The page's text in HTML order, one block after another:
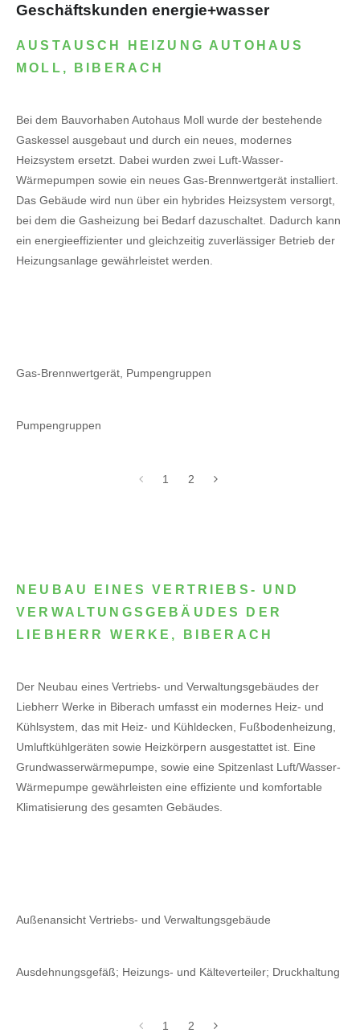
Geschäftskunden energie+wasser
AUSTAUSCH HEIZUNG AUTOHAUS
MOLL, BIBERACH
Bei dem Bauvorhaben Autohaus Moll wurde der bestehende
Gaskessel ausgebaut und durch ein neues, modernes
Heizsystem ersetzt. Dabei wurden zwei Luft-Wasser-
Wärmepumpen sowie ein neues Gas-Brennwertgerät installiert.
Das Gebäude wird nun über ein hybrides Heizsystem versorgt,
bei dem die Gasheizung bei Bedarf dazuschaltet. Dadurch kann
ein energieeffizienter und gleichzeitig zuverlässiger Betrieb der
Heizungsanlage gewährleistet werden.
Gas-Brennwertgerät, Pumpengruppen
Pumpengruppen
1 2
NEUBAU EINES VERTRIEBS- UND
VERWALTUNGSGEBÄUDES DER
LIEBHERR WERKE, BIBERACH
Der Neubau eines Vertriebs- und Verwaltungsgebäudes der
Liebherr Werke in Biberach umfasst ein modernes Heiz- und
Kühlsystem, das mit Heiz- und Kühldecken, Fußbodenheizung,
Umluftkühlgeräten sowie Heizkörpern ausgestattet ist. Eine
Grundwasserwärmepumpe, sowie eine Spitzenlast Luft/Wasser-
Wärmepumpe gewährleisten eine effiziente und komfortable
Klimatisierung des gesamten Gebäudes.
Außenansicht Vertriebs- und Verwaltungsgebäude
Ausdehnungsgefäß; Heizungs- und Kälteverteiler; Druckhaltung
1 2